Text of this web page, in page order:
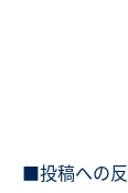
■投稿への反